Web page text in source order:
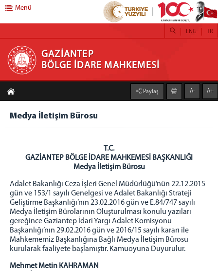
GAZİANTEP BÖLGE İDARE MAHKEMESİ
ANASAYFA
MAHKEMEMİZ
GAZİANTEP BİM TANITIM FİLMİ
BAŞKANLIK
ÖNCEKİ BAŞKANLARIMIZ
BAŞKANLAR KURULU
ADALET KOMİSYONU
İDARİ BİRİMLER
İDARİ İŞLER MÜDÜRLÜĞÜ
VEZNE VE ÖNBÜRO
AYIRMA VE TETKİK BÜROSU
DAVA DAİRELERİ
1.İDARİ DAVA DAİRESİ
Menü
GAZİANTEP
BÖLGE İDARE MAHKEMESİ
TR
ENG
Paylaş A- A+
Medya İletişim Bürosu
T.C.
GAZİANTEP BÖLGE İDARE MAHKEMESİ BAŞKANLIĞI
Medya İletişim Bürosu
Adalet Bakanlığı Ceza İşleri Genel Müdürlüğü’nün 22.12.2015
gün ve 153/1 sayılı Genelgesi ve Adalet Bakanlığı Strateji
Geliştirme Başkanlığı’nın 23.02.2016 gün ve E.84/747 sayılı
Medya İletişim Bürolarının Oluşturulması konulu yazıları
gereğince Gaziantep İdari Yargı Adalet Komisyonu
Başkanlığı’nın 29.02.2016 gün ve 2016/15 sayılı kararı ile
Mahkememiz Başkanlığına Bağlı Medya İletişim Bürosu
kurularak faaliyete başlamıştır. Kamuoyuna Duyurulur.
Mehmet Metin KAHRAMAN